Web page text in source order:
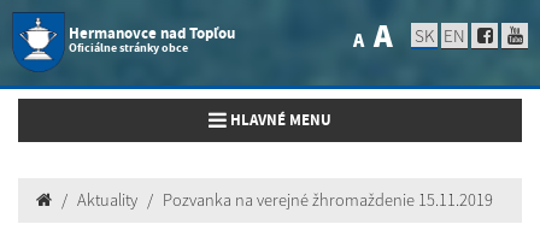
Hermanovce nad Topľou
Oficiálne stránky obce A A SK EN
Toggle navigation
HLAVNÉ MENU
Aktuality Pozvanka na verejné žhromaždenie 15.11.2019